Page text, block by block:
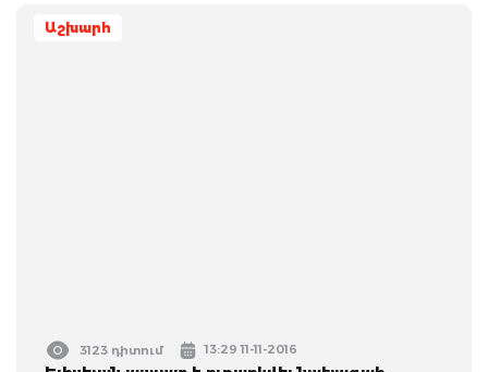
Աշխարհ
3123 դիտում 13:29 11-11-2016